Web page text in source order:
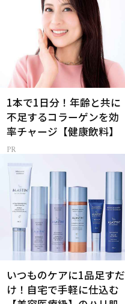
1本で1日分！年齢と共に
不足するコラーゲンを効
率チャージ【健康飲料】
いつものケアに1品足すだ
け！自宅で手軽に仕込む